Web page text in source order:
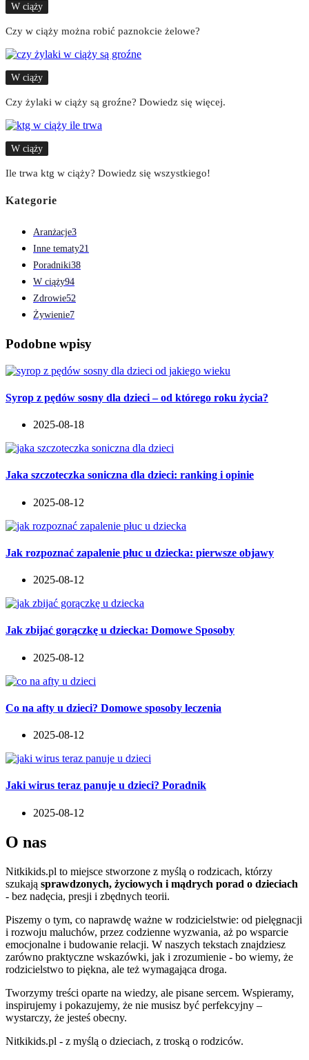
W ciąży
Czy w ciąży można robić paznokcie żelowe?
W ciąży
Czy żylaki w ciąży są groźne? Dowiedz się więcej.
W ciąży
Ile trwa ktg w ciąży? Dowiedz się wszystkiego!
Kategorie
Aranżacje3
Inne tematy21
Poradniki38
W ciąży94
Zdrowie52
Żywienie7
Podobne wpisy
Syrop z pędów sosny dla dzieci – od którego roku życia?
2025-08-18
Jaka szczoteczka soniczna dla dzieci: ranking i opinie
2025-08-12
Jak rozpoznać zapalenie płuc u dziecka: pierwsze objawy
2025-08-12
Jak zbijać gorączkę u dziecka: Domowe Sposoby
2025-08-12
Co na afty u dzieci? Domowe sposoby leczenia
2025-08-12
Jaki wirus teraz panuje u dzieci? Poradnik
2025-08-12
O nas
Nitkikids.pl to miejsce stworzone z myślą o rodzicach, którzy
szukają sprawdzonych, życiowych i mądrych porad o dzieciach
- bez nadęcia, presji i zbędnych teorii.
Piszemy o tym, co naprawdę ważne w rodzicielstwie: od pielęgnacji
i rozwoju maluchów, przez codzienne wyzwania, aż po wsparcie
emocjonalne i budowanie relacji. W naszych tekstach znajdziesz
zarówno praktyczne wskazówki, jak i zrozumienie - bo wiemy, że
rodzicielstwo to piękna, ale też wymagająca droga.
Tworzymy treści oparte na wiedzy, ale pisane sercem. Wspieramy,
inspirujemy i pokazujemy, że nie musisz być perfekcyjny –
wystarczy, że jesteś obecny.
Nitkikids.pl - z myślą o dzieciach, z troską o rodziców.